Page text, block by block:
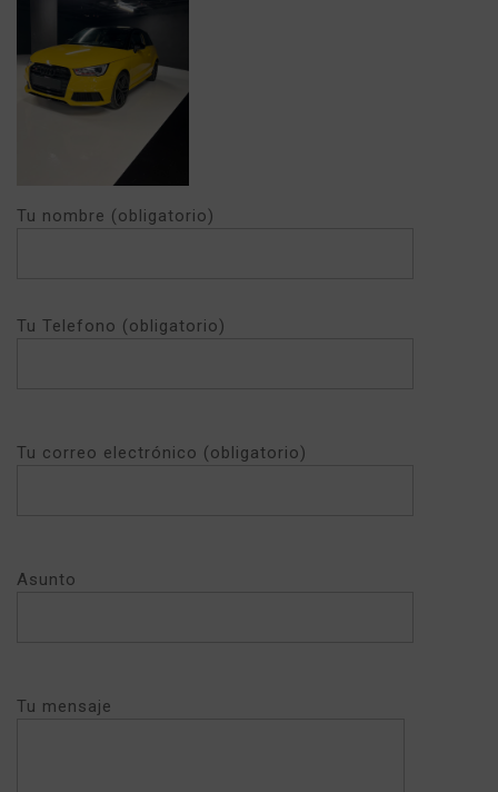
Tu nombre (obligatorio)
Tu Telefono (obligatorio)
Tu correo electrónico (obligatorio)
Asunto
Tu mensaje